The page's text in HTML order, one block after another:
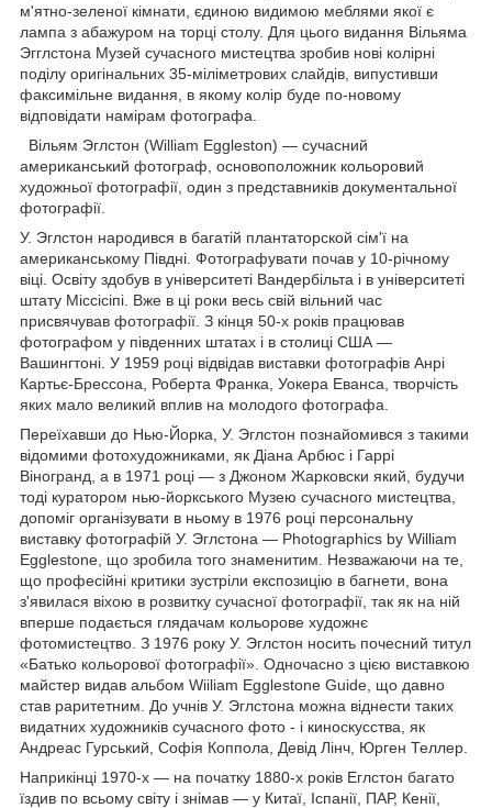
м'ятно-зеленої кімнати, єдиною видимою меблями якої є
лампа з абажуром на торці столу. Для цього видання Вільяма
Эгглстона Музей сучасного мистецтва зробив нові колірні
поділу оригінальних 35-міліметрових слайдів, випустивши
факсимільне видання, в якому колір буде по-новому
відповідати намірам фотографа.
Вільям Эглстон (William Eggleston) — сучасний
американський фотограф, основоположник кольоровий
художньої фотографії, один з представників документальної
фотографії.
У. Эглстон народився в багатій плантаторской сім'ї на
американському Півдні. Фотографувати почав у 10-річному
віці. Освіту здобув в університеті Вандербільта і в університеті
штату Міссісіпі. Вже в ці роки весь свій вільний час
присвячував фотографії. З кінця 50-х років працював
фотографом у південних штатах і в столиці США —
Вашингтоні. У 1959 році відвідав виставки фотографів Анрі
Картьє-Брессона, Роберта Франка, Уокера Еванса, творчість
яких мало великий вплив на молодого фотографа.
Переїхавши до Нью-Йорка, У. Эглстон познайомився з такими
відомими фотохудожниками, як Діана Арбюс і Гаррі
Віногранд, а в 1971 році — з Джоном Жарковски який, будучи
тоді куратором нью-йоркського Музею сучасного мистецтва,
допоміг організувати в ньому в 1976 році персональну
виставку фотографій У. Эглстона — Photographics by William
Egglestone, що зробила того знаменитим. Незважаючи на те,
що професійні критики зустріли експозицію в багнети, вона
з'явилася віхою в розвитку сучасної фотографії, так як на ній
вперше подається глядачам кольорове художнє
фотомистецтво. З 1976 року У. Эглстон носить почесний титул
«Батько кольорової фотографії». Одночасно з цією виставкою
майстер видав альбом Wiiliam Egglestone Guide, що давно
став раритетним. До учнів У. Эглстона можна віднести таких
видатних художників сучасного фото - і киноскусства, як
Андреас Гурський, Софія Коппола, Девід Лінч, Юрген Теллер.
Наприкінці 1970-х — на початку 1880-х років Еглстон багато
їздив по всьому світу і знімав — у Китаї, Іспанії, ПАР, Кенії,